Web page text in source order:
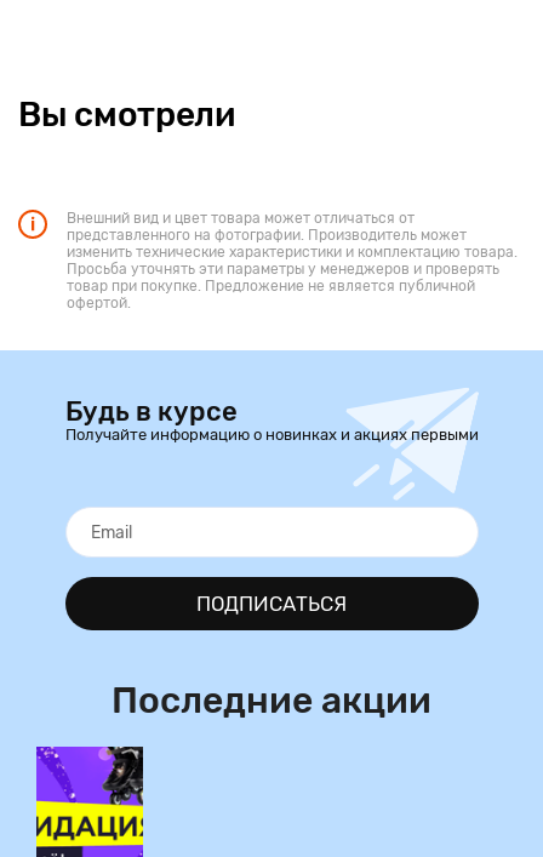
Вы смотрели
Внешний вид и цвет товара может отличаться от
представленного на фотографии. Производитель может
изменить технические характеристики и комплектацию товара.
Просьба уточнять эти параметры у менеджеров и проверять
товар при покупке. Предложение не является публичной
офертой.
Будь в курсе
Получайте информацию о новинках и акциях первыми
ПОДПИСАТЬСЯ
Последние акции